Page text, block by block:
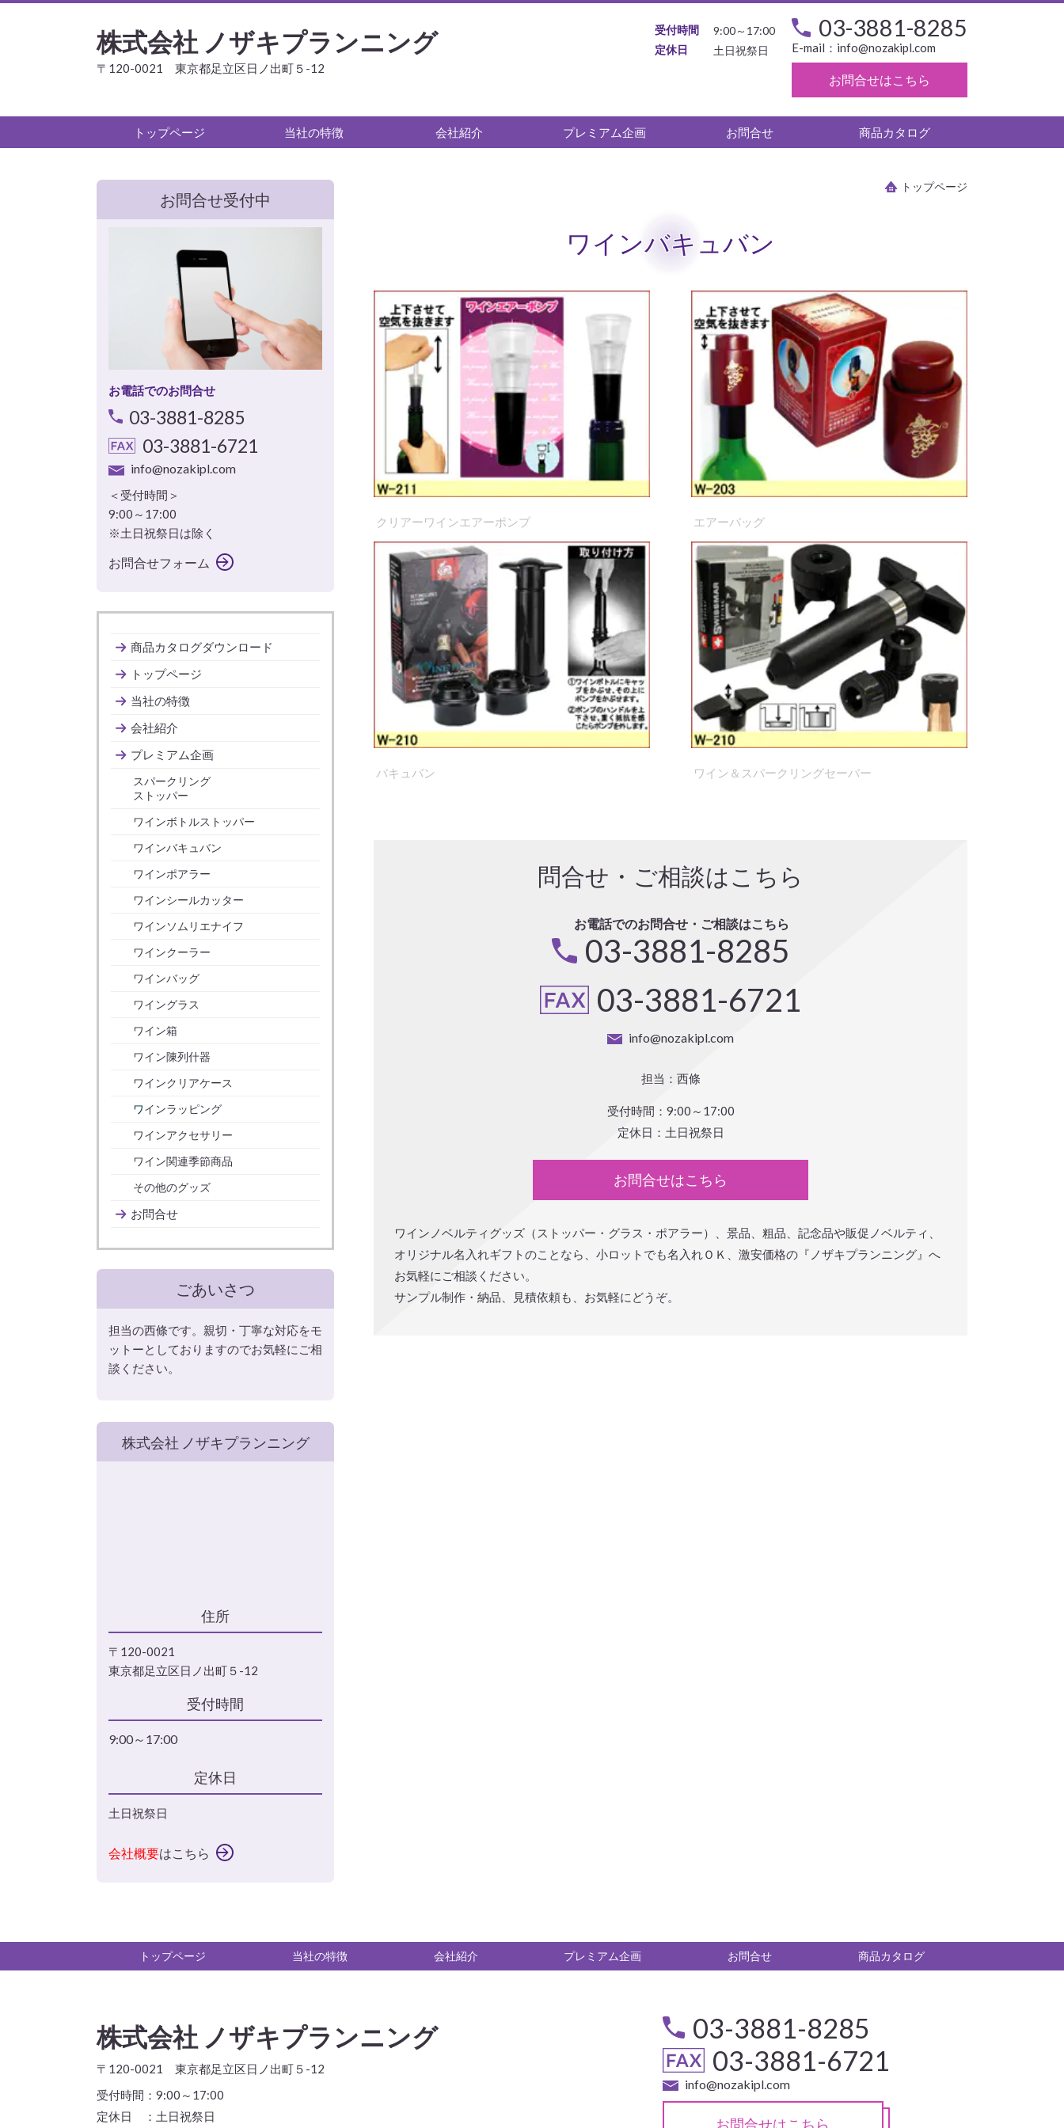
株式会社 ノザキプランニング
〒120-0021 東京都足立区日ノ出町５-12
受付時間
9:00～17:00
定休日
土日祝祭日
03-3881-8285
E-mail： info@nozakipl.com
お問合せはこちら
トップページ 当社の特徴 会社紹介 プレミアム企画 お問合せ 商品カタログ
トップページ
ワインバキュバン
クリアーワインエアーポンプ エアーバッグ
バキュバン ワイン＆スパークリングセーバー
問合せ・ご相談はこちら
お電話でのお問合せ・ご相談はこちら
03-3881-8285
03-3881-6721
info@nozakipl.com
担当：西條
受付時間：9:00～17:00
定休日：土日祝祭日
お問合せはこちら
ワインノベルティグッズ（ストッパー・グラス・ポアラー）、景品、粗品、記念品や販促ノベルティ、
オリジナル名入れギフトのことなら、小ロットでも名入れＯＫ、激安価格の『ノザキプランニング』へ
お気軽にご相談ください。
サンプル制作・納品、見積依頼も、お気軽にどうぞ。
お問合せ受付中
お電話でのお問合せ
03-3881-8285
03-3881-6721
info@nozakipl.com
＜受付時間＞
9:00～17:00
※土日祝祭日は除く
お問合せフォーム
商品カタログダウンロード
トップページ
当社の特徴
会社紹介
プレミアム企画
スパークリング
ストッパー
ワインボトルストッパー
ワインバキュバン
ワインポアラー
ワインシールカッター
ワインソムリエナイフ
ワインクーラー
ワインバッグ
ワイングラス
ワイン箱
ワイン陳列什器
ワインクリアケース
ワインラッピング
ワインアクセサリー
ワイン関連季節商品
その他のグッズ
お問合せ
ごあいさつ
担当の西條です。親切・丁寧な対応をモ
ットーとしておりますのでお気軽にご相
談ください。
株式会社 ノザキプランニング
住所
〒120-0021
東京都足立区日ノ出町５-12
受付時間
9:00～17:00
定休日
土日祝祭日
会社概要はこちら
トップページ 当社の特徴 会社紹介 プレミアム企画 お問合せ 商品カタログ
株式会社 ノザキプランニング
〒120-0021 東京都足立区日ノ出町５-12
受付時間： 9:00～17:00
定休日 ： 土日祝祭日
03-3881-8285
03-3881-6721
info@nozakipl.com
お問合せはこちら